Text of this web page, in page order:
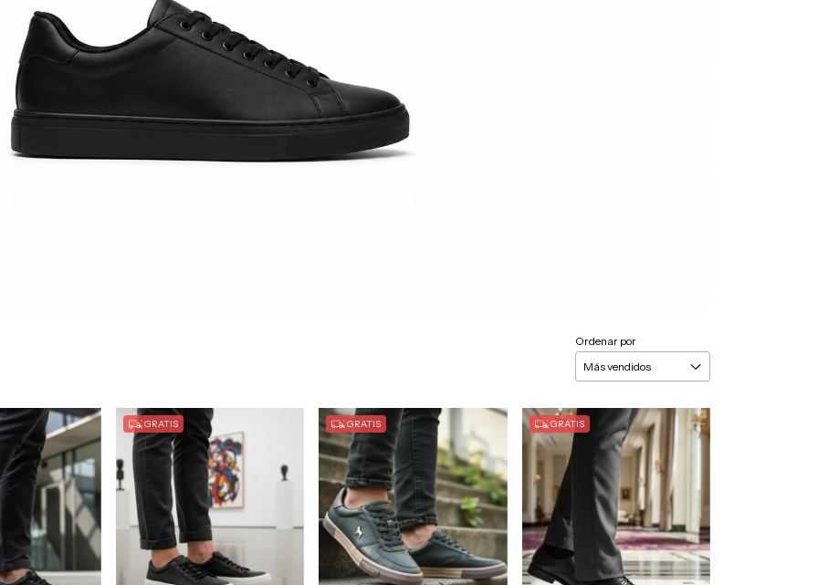
Ordenar por
GRATIS GRATIS GRATIS